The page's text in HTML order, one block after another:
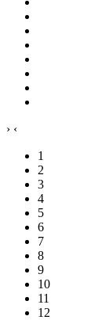
› ‹
1
2
3
4
5
6
7
8
9
10
11
12